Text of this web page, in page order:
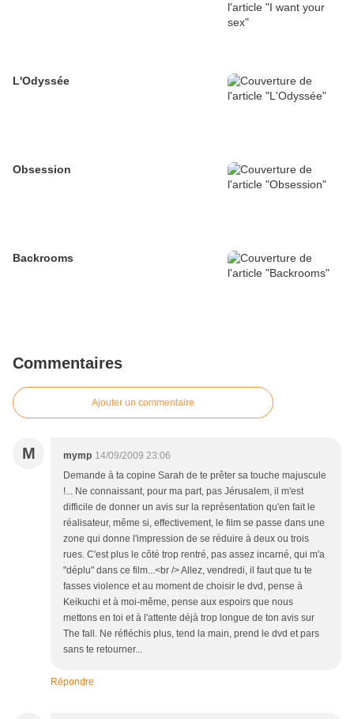
L'Odyssée
Obsession
Backrooms
Commentaires
Ajouter un commentaire
M mymp 14/09/2009 23:06
Demande à ta copine Sarah de te prêter sa touche majuscule
!... Ne connaissant, pour ma part, pas Jérusalem, il m'est
difficile de donner un avis sur la représentation qu'en fait le
réalisateur, même si, effectivement, le film se passe dans une
zone qui donne l'impression de se réduire à deux ou trois
rues. C'est plus le côté trop rentré, pas assez incarné, qui m'a
"déplu" dans ce film...<br /> Allez, vendredi, il faut que tu te
fasses violence et au moment de choisir le dvd, pense à
Keikuchi et à moi-même, pense aux espoirs que nous
mettons en toi et à l'attente déjà trop longue de ton avis sur
The fall. Ne réfléchis plus, tend la main, prend le dvd et pars
sans te retourner...
Répondre